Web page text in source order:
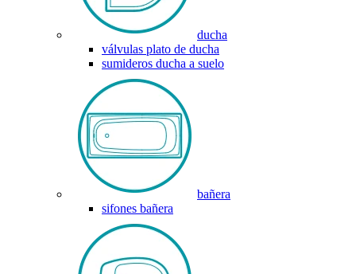
ducha
válvulas plato de ducha
sumideros ducha a suelo
bañera
sifones bañera